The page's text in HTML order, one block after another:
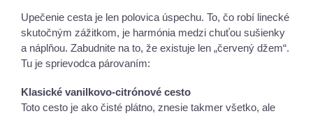
Upečenie cesta je len polovica úspechu. To, čo robí linecké
skutočným zážitkom, je harmónia medzi chuťou sušienky
a náplňou. Zabudnite na to, že existuje len „červený džem“.
Tu je sprievodca párovaním:
Klasické vanilkovo-citrónové cesto
Toto cesto je ako čisté plátno, znesie takmer všetko, ale